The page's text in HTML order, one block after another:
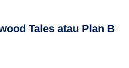
Tales atau Plan B